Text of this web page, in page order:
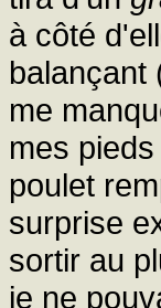
à côté
balançant
me
mes
poulet
surprise
sortir au
je ne